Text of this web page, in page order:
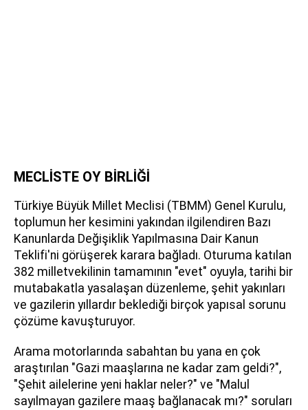
MECLİSTE OY BİRLİĞİ
Türkiye Büyük Millet Meclisi (TBMM) Genel Kurulu,
toplumun her kesimini yakından ilgilendiren Bazı
Kanunlarda Değişiklik Yapılmasına Dair Kanun
Teklifi'ni görüşerek karara bağladı. Oturuma katılan
382 milletvekilinin tamamının "evet" oyuyla, tarihi bir
mutabakatla yasalaşan düzenleme, şehit yakınları
ve gazilerin yıllardır beklediği birçok yapısal sorunu
çözüme kavuşturuyor.
Arama motorlarında sabahtan bu yana en çok
araştırılan "Gazi maaşlarına ne kadar zam geldi?",
"Şehit ailelerine yeni haklar neler?" ve "Malul
sayılmayan gazilere maaş bağlanacak mı?" soruları